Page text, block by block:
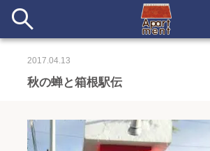
長期滞在者&more
秋の蝉と箱根駅伝
2017.04.13